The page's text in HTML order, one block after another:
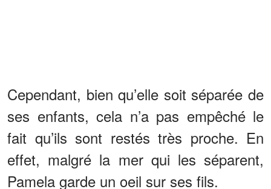
Cependant, bien qu’elle soit séparée de
ses enfants, cela n’a pas empêché le
fait qu’ils sont restés très proche. En
effet, malgré la mer qui les séparent,
Pamela garde un oeil sur ses fils.